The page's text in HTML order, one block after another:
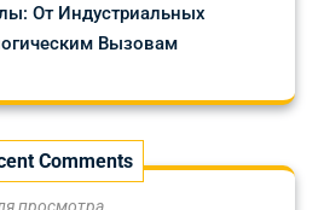
От Индустриальных
Вызовам
Comments
просмотра.